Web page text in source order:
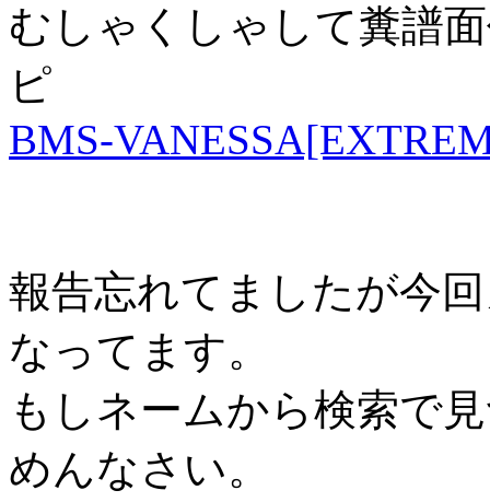
むしゃくしゃして糞譜
ピ
BMS-
報告忘れてましたが今
なってます。
もしネームから検索で
めんなさい。